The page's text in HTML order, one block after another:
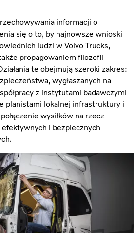
informacji o
się o to, by najnowsze wnioski
ludzi w Volvo Trucks,
propagowaniem filozofii
te obejmują szeroki zakres:
wygłaszanych na
z instytutami badawczymi
planistami lokalnej infrastruktury i
wysiłków na rzecz
i bezpiecznych